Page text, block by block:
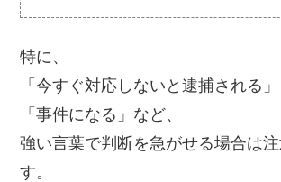
特に、
「今すぐ対応しないと逮捕される」
「事件になる」など、
強い言葉で判断を急がせる場合は
す。